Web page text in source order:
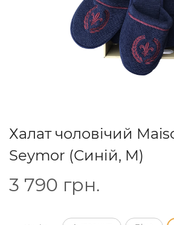
Халат чоловічий
Seymor (Синій, M)
3 790 грн.